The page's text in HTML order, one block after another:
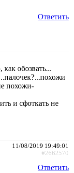
Ответить
обозвать...
похожи-
и сфоткать не
11/08/2019 19:49:01
#2662570
Ответить